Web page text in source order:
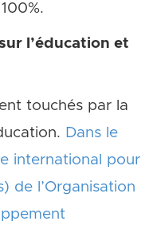
l’éducation et
touchés par la
Dans le
international pour
de l’Organisation